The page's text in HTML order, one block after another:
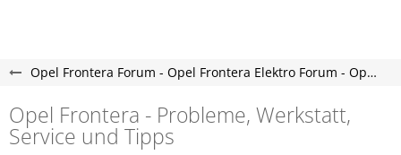
Opel Frontera Forum - Opel Frontera Elektro Forum - Opel Frontera C Forum
Opel Frontera - Probleme, Werkstatt,
Service und Tipps